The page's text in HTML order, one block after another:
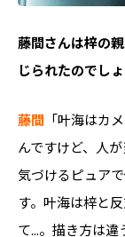
――藤間さんは梓
じられたのでし
藤間 「叶海はカ
んですけど、人
気づけるピュア
す。叶海は梓と
て...。描き方は